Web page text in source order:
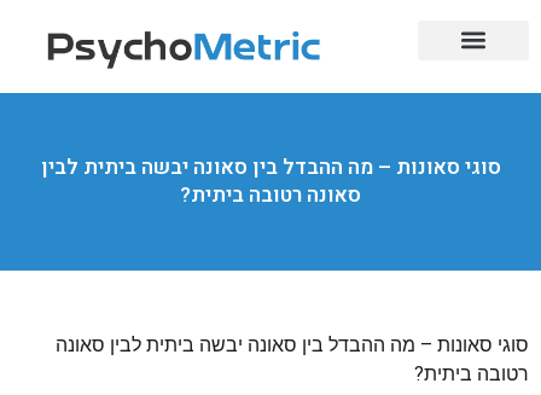
סוגי סאונות – מה ההבדל בין סאונה יבשה ביתית לבין
סאונה רטובה ביתית?
סוגי סאונות – מה ההבדל בין סאונה יבשה ביתית לבין סאונה
רטובה ביתית?